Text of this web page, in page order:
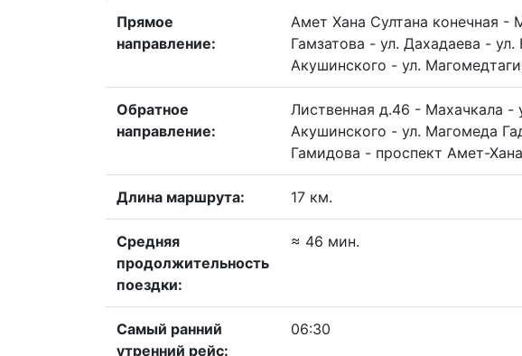
Прямое
направление:
Амет Хана Султана конечная -
Гамзатова - ул. Дахадаева -
Акушинского - ул.
Обратное
направление:
Лиственная д.46 - Махачкала -
Акушинского - ул. Магомеда
Гамидова - проспект Амет-
Длина маршрута: 17 км.
Средняя
продолжительность
поездки:
≈ 46 мин.
Самый ранний
утренний рейс:
06:30